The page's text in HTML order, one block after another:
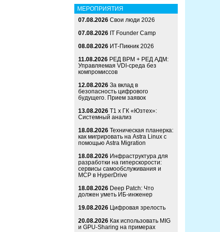
МЕРОПРИЯТИЯ
07.08.2026 Свои люди 2026
07.08.2026 IT Founder Camp
08.08.2026 ИТ-Пикник 2026
11.08.2026 РЕД ВРМ + РЕД АДМ:
Управляемая VDI-среда без
компромиссов
12.08.2026 За вклад в
безопасность цифрового
будущего. Прием заявок
13.08.2026 Т1 x ГК «Юзтех»:
Системный анализ
18.08.2026 Техническая планерка:
как мигрировать на Astra Linux с
помощью Astra Migration
18.08.2026 Инфраструктура для
разработки на гиперскорости:
сервисы самообслуживания и
MCP в HyperDrive
18.08.2026 Deep Patch: Что
должен уметь ИБ-инженер
19.08.2026 Цифровая зрелость
20.08.2026 Как использовать MIG
и GPU-Sharing на примерах